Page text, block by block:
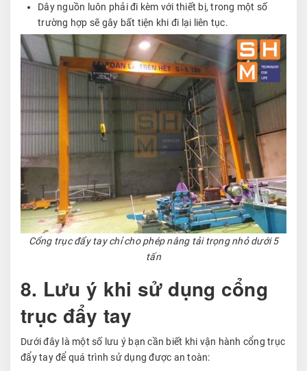
Dây nguồn luôn phải đi kèm với thiết bị, trong một số
trường hợp sẽ gây bất tiện khi đi lại liên tục.
Cổng trục đẩy tay chỉ cho phép nâng tải trọng nhỏ dưới 5
tấn
8. Lưu ý khi sử dụng cổng
trục đẩy tay
Dưới đây là một số lưu ý bạn cần biết khi vận hành cổng trục
đẩy tay để quá trình sử dụng được an toàn: